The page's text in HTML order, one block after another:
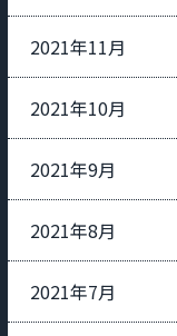
2021年11月
2021年10月
2021年9月
2021年8月
2021年7月